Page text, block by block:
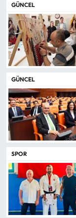
GÜNCEL
GÜNCEL
SPOR
Spor
Sungurlu
Turizm
Uğurludağ
Yaşam
Yayla Haber
Yemek
Yerel